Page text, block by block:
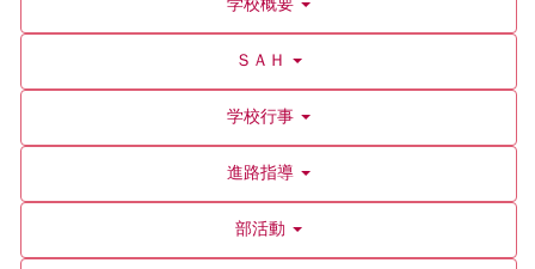
ＳＡＨ
学校行事
進路指導
部活動